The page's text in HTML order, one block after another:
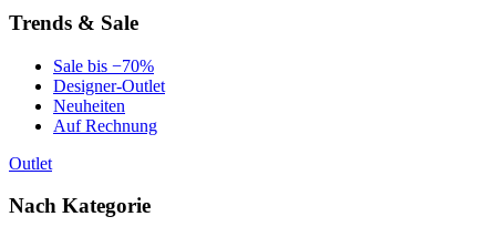
Trends & Sale
Sale bis −70%
Designer-Outlet
Neuheiten
Auf Rechnung
Outlet
Nach Kategorie